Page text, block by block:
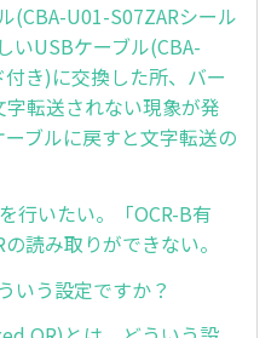
(CBA-U01-S07ZARシール
いUSBケーブル(CBA-
き)に交換した所、バー
転送されない現象が発
ブルに戻すと文字転送の
行いたい。「OCR-B有
読み取りができない。
いう設定ですか？